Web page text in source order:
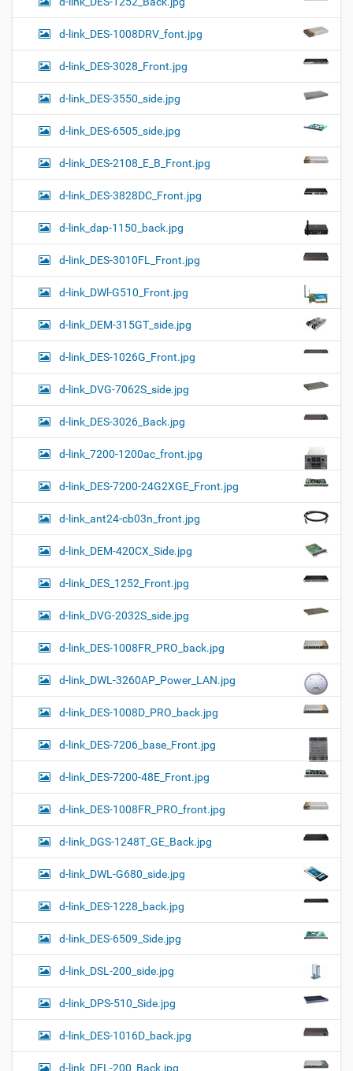
d-link_DES-1008DRV_font.jpg
d-link_DES-3028_Front.jpg
d-link_DES-3550_side.jpg
d-link_DES-6505_side.jpg
d-link_DES-2108_E_B_Front.jpg
d-link_DES-3828DC_Front.jpg
d-link_dap-1150_back.jpg
d-link_DES-3010FL_Front.jpg
d-link_DWl-G510_Front.jpg
d-link_DEM-315GT_side.jpg
d-link_DES-1026G_Front.jpg
d-link_DVG-7062S_side.jpg
d-link_DES-3026_Back.jpg
d-link_7200-1200ac_front.jpg
d-link_DES-7200-24G2XGE_Front.jpg
d-link_ant24-cb03n_front.jpg
d-link_DEM-420CX_Side.jpg
d-link_DES_1252_Front.jpg
d-link_DVG-2032S_side.jpg
d-link_DES-1008FR_PRO_back.jpg
d-link_DWL-3260AP_Power_LAN.jpg
d-link_DES-1008D_PRO_back.jpg
d-link_DES-7206_base_Front.jpg
d-link_DES-7200-48E_Front.jpg
d-link_DES-1008FR_PRO_front.jpg
d-link_DGS-1248T_GE_Back.jpg
d-link_DWL-G680_side.jpg
d-link_DES-1228_back.jpg
d-link_DES-6509_Side.jpg
d-link_DSL-200_side.jpg
d-link_DPS-510_Side.jpg
d-link_DES-1016D_back.jpg
d-link_DFL-200_Back.jpg